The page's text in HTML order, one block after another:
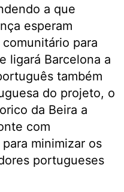
a que
esperam
para
ligará Barcelona a
também
do projeto, o
da Beira a
com
minimizar os
portugueses